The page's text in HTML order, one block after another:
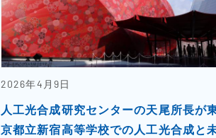
2026年4月9日
人工光合成研究センターの天尾所長が
京都立新宿高等学校での人工光合成と